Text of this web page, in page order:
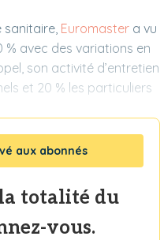
sanitaire, Euromaster a vu
avec des variations en
son activité d’entretien
et 20 % les particuliers
aux abonnés
totalité du
vous.